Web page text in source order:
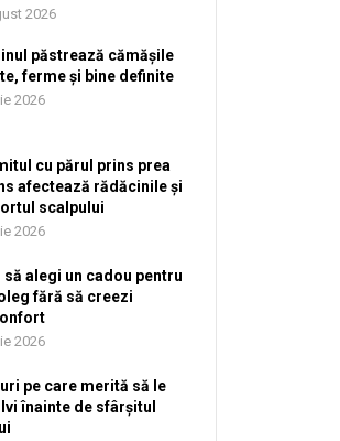
2026
păstrează cămășile
ferme și bine definite
2026
cu părul prins prea
afectează rădăcinile și
scalpului
2026
să alegi un cadou pentru
fără să creezi
2026
pe care merită să le
înainte de sfârșitul